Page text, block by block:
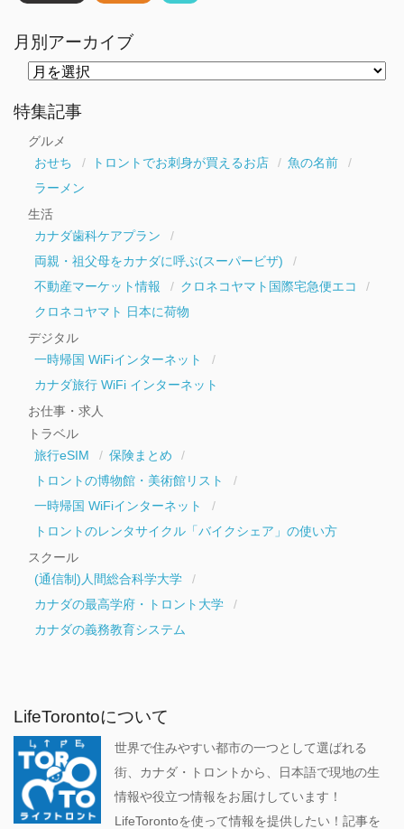
月別アーカイブ
ー
カ
特集記事
グルメ
おせち
トロントでお刺身が買えるお店
魚の名前
ラーメン
生活
カナダ歯科ケアプラン
両親・祖父母をカナダに呼ぶ(スーパービザ)
不動産マーケット情報
クロネコヤマト国際宅急便エコ
クロネコヤマト 日本に荷物
デジタル
一時帰国 WiFiインターネット
カナダ旅行 WiFi インターネット
お仕事・求人
トラベル
旅行eSIM
保険まとめ
トロントの博物館・美術館リスト
一時帰国 WiFiインターネット
トロントのレンタサイクル「バイクシェア」の使い方
スクール
(通信制)人間総合科学大学
カナダの最高学府・トロント大学
カナダの義務教育システム
LifeTorontoについて
世界で住みやすい都市の一つとして選ばれる
街、カナダ・トロントから、日本語で現地の生
情報や役立つ情報をお届けしています！
LifeTorontoを使って情報を提供したい！記事を